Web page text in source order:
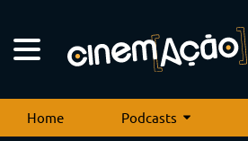
Home Podcasts